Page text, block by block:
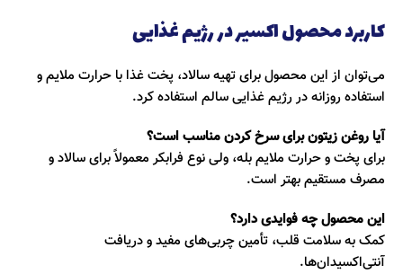
کاربرد محصول اکسیر در رژیم غذایی
می‌توان از این محصول برای تهیه سالاد، پخت غذا با حرارت ملایم و
استفاده روزانه در رژیم غذایی سالم استفاده کرد.
آیا روغن زیتون برای سرخ کردن مناسب است؟
برای پخت و حرارت ملایم بله، ولی نوع فرابکر معمولاً برای سالاد و
مصرف مستقیم بهتر است.
این محصول چه فوایدی دارد؟
کمک به سلامت قلب، تأمین چربی‌های مفید و دریافت
آنتی‌اکسیدان‌ها.